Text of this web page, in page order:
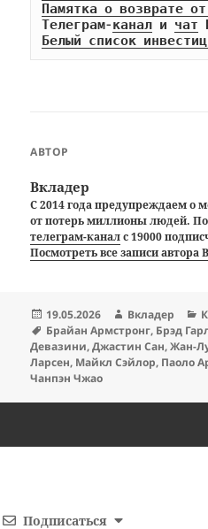
Памятка о возврате
Телеграм-канал и чат
Белый список
АВТОР
Вкладер
С 2014 года предупреждаем о
от потерь миллионы людей.
телеграм-каналс 19000
Посмотреть все записи автора
Опубликовано
19.05.2026 Автор
Вкладер
Метки
Брайан Армстронг, Брэд
Девазини,Джастин Сан,Жан-
Ларсен, Майкл Сэйлор, Паоло
Чанпэн Чжао
Подписаться